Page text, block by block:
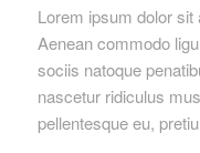
Lorem ipsum dolor
Aenean commodo
sociis natoque
nascetur ridiculus
pellentesque eu,